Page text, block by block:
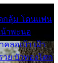
กลุ้ม โดนแฟน
น้าพะนอ
คลอเบ้า เฝ้า
ย บัวทองโศก